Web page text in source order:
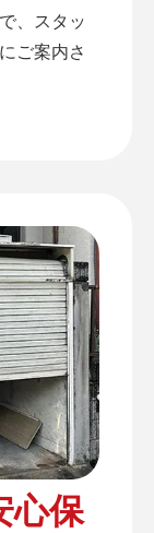
、スタッ
ご案内さ
心保